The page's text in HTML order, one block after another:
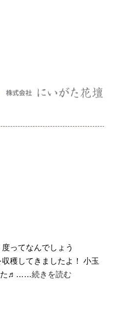
ってなんでしょう
穫してきましたよ！ 小玉
た♬……続きを読む